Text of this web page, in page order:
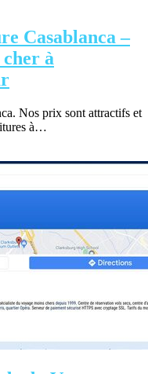
Casablanca –
à
Nos prix sont attractifs et
à…